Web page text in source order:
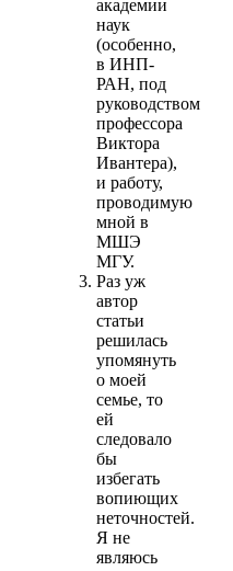
академии
наук
(особенно,
в ИНП-
РАН, под
руководством
профессора
Виктора
Ивантера),
и работу,
проводимую
мной в
МШЭ
МГУ.
Раз уж
автор
статьи
решилась
упомянуть
о моей
семье, то
ей
следовало
бы
избегать
вопиющих
неточностей.
Я не
являюсь